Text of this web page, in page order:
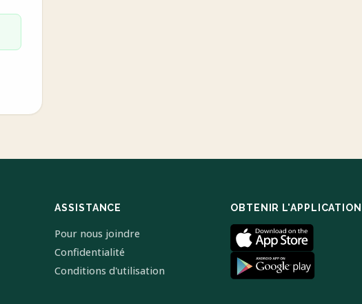
ASSISTANCE
Pour nous joindre
Confidentialité
Conditions d'utilisation
OBTENIR L'APPLICATION